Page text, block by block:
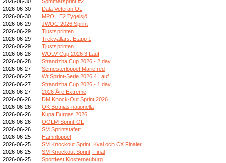
2026-06-30
Dala Veteran OL
2026-06-30
MPOL E2 Tygelsjö
2026-06-29
JWOC 2026 Sprint
2026-06-29
Tjustsprinten
2026-06-29
Trekvällars, Etapp 1
2026-06-29
Tjustsprinten
2026-06-28
WOLV-Cup 2026 3.Lauf
2026-06-28
Strandzha Cup 2026 - 2 day
2026-06-27
Semesterloppet Mariefred
2026-06-27
Wr.Sprint-Serie 2026 4.Lauf
2026-06-27
Strandzha Cup 2026 - 1 day
2026-06-27
2026 Åre Extreme
2026-06-26
DM Knock-Out Sprint 2026
2026-06-26
OK Botnias nationella
2026-06-26
Kupa Burgas 2026
2026-06-26
OÖLM Sprint-OL
2026-06-26
SM Sprintstafett
2026-06-25
Hamnloppet
2026-06-25
SM Knockout Sprint, Kval och CX Finaler
2026-06-25
SM Knockout Sprint, Final
2026-06-25
Sportfest Klosterneuburg